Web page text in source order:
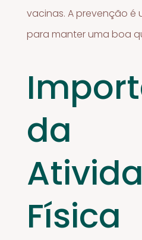
vacinas. A prevenção é
para manter uma boa
da
Física